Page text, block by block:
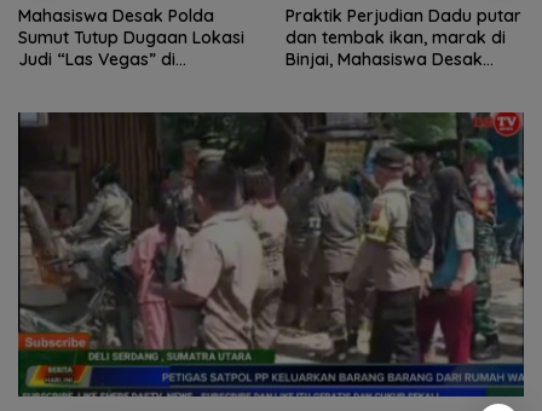
Mahasiswa Desak Polda
Sumut Tutup Dugaan Lokasi
Judi “Las Vegas” di
Praktik Perjudian Dadu putar
dan tembak ikan, marak di
Binjai, Mahasiswa Desak